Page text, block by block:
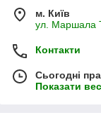
м. Київ
ул. Маршала
Контакти
Сьогодні
Показати